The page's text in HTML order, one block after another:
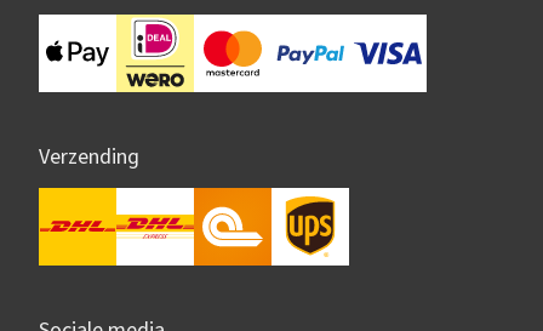
Verzending